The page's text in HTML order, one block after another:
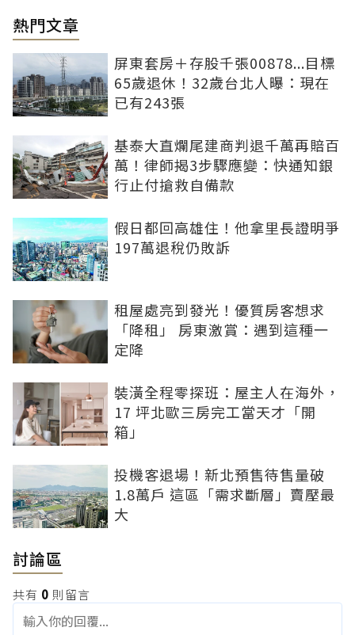
熱門文章
屏東套房＋存股千張00878...目標
65歲退休！32歲台北人曝：現在
已有243張
基泰大直爛尾建商判退千萬再賠百
萬！律師揭3步驟應變：快通知銀
行止付搶救自備款
假日都回高雄住！他拿里長證明爭
197萬退稅仍敗訴
租屋處亮到發光！優質房客想求
「降租」 房東激賞：遇到這種一
定降
裝潢全程零探班：屋主人在海外，
17 坪北歐三房完工當天才「開
箱」
投機客退場！新北預售待售量破
1.8萬戶 這區「需求斷層」賣壓最
大
討論區
共有 0 則留言